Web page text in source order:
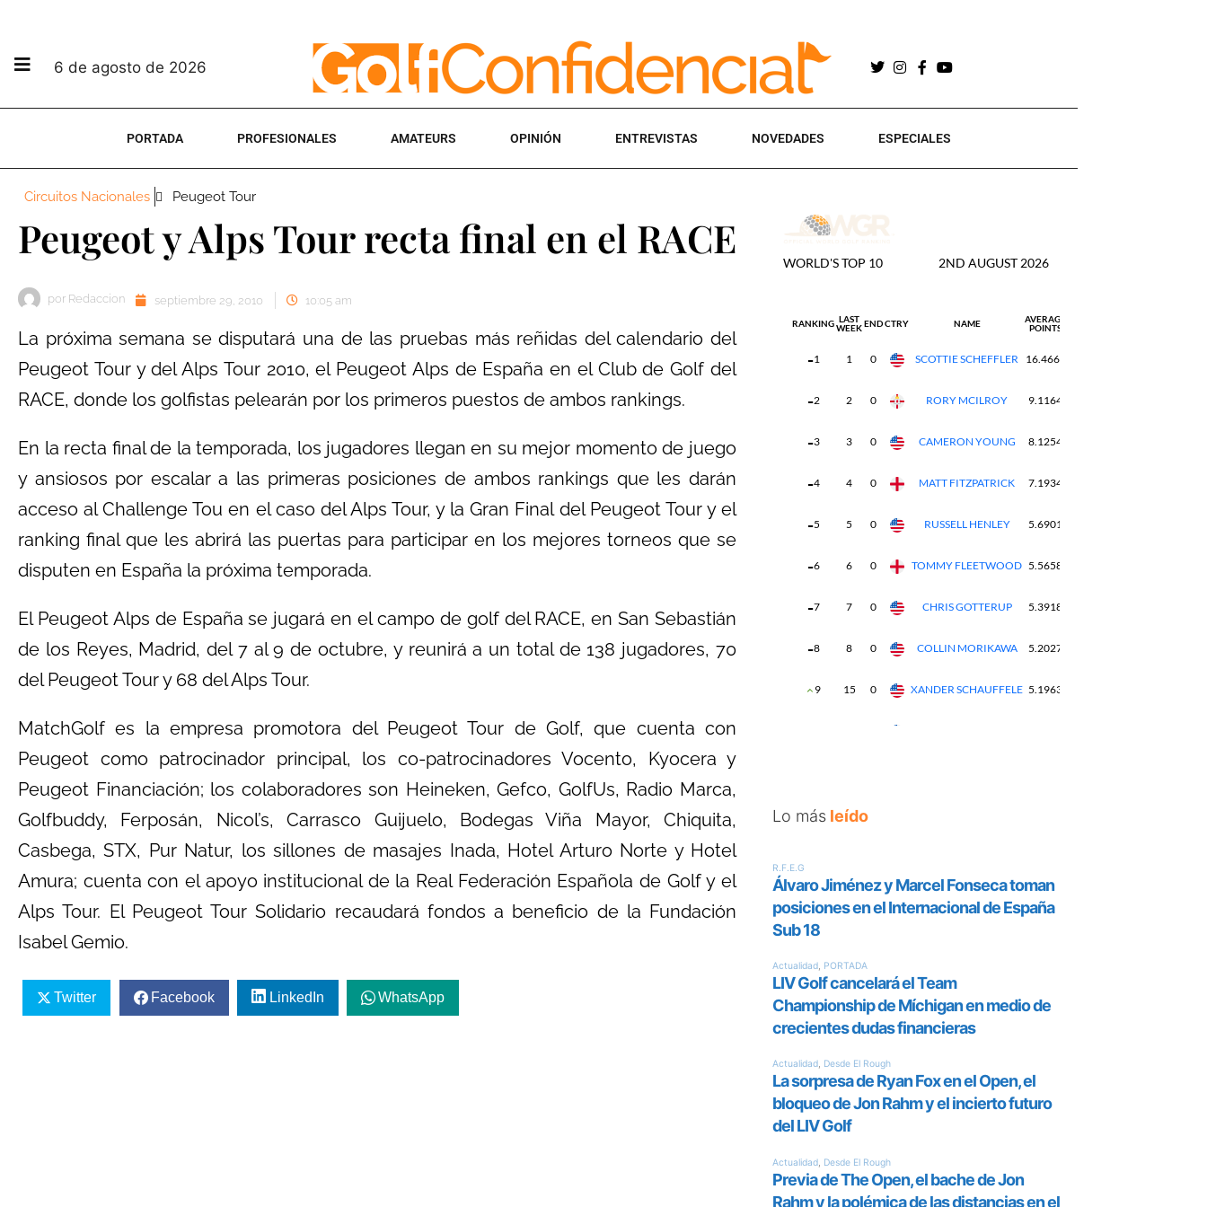
6 de agosto de 2026
PORTADA PROFESIONALES AMATEURS OPINIÓN ENTREVISTAS NOVEDADES ESPECIALES
Circuitos Nacionales Peugeot Tour
Peugeot y Alps Tour recta final en el RACE
por Redaccion septiembre 29, 2010 10:05 am
La próxima semana se disputará una de las pruebas más reñidas del calendario del
Peugeot Tour y del Alps Tour 2010, el Peugeot Alps de España en el Club de Golf del
RACE, donde los golfistas pelearán por los primeros puestos de ambos rankings.
En la recta final de la temporada, los jugadores llegan en su mejor momento de juego
y ansiosos por escalar a las primeras posiciones de ambos rankings que les darán
acceso al Challenge Tou en el caso del Alps Tour, y la Gran Final del Peugeot Tour y el
ranking final que les abrirá las puertas para participar en los mejores torneos que se
disputen en España la próxima temporada.
El Peugeot Alps de España se jugará en el campo de golf del RACE, en San Sebastián
de los Reyes, Madrid, del 7 al 9 de octubre, y reunirá a un total de 138 jugadores, 70
del Peugeot Tour y 68 del Alps Tour.
MatchGolf es la empresa promotora del Peugeot Tour de Golf, que cuenta con
Peugeot como patrocinador principal, los co-patrocinadores Vocento, Kyocera y
Peugeot Financiación; los colaboradores son Heineken, Gefco, GolfUs, Radio Marca,
Golfbuddy, Ferposán, Nicol’s, Carrasco Guijuelo, Bodegas Viña Mayor, Chiquita,
Casbega, STX, Pur Natur, los sillones de masajes Inada, Hotel Arturo Norte y Hotel
Amura; cuenta con el apoyo institucional de la Real Federación Española de Golf y el
Alps Tour. El Peugeot Tour Solidario recaudará fondos a beneficio de la Fundación
Isabel Gemio.
Twitter Facebook LinkedIn WhatsApp
Lo más leído